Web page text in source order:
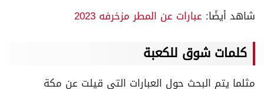
شاهد أيضًا: عبارات عن المطر مزخرفه 2023
كلمات شوق للكعبة
مثلما يتم البحث حول العبارات التي قيلت عن مكة